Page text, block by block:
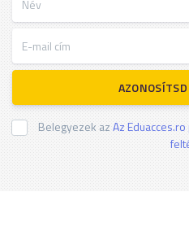
Belegyezek azAz